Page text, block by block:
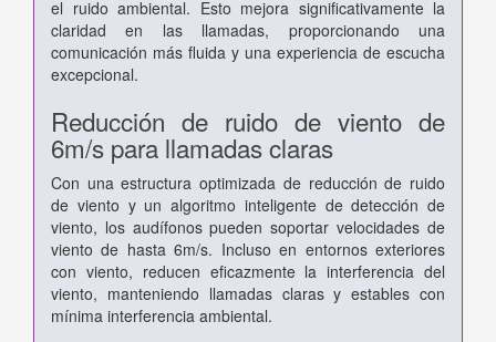
el ruido ambiental. Esto mejora significativamente la
claridad en las llamadas, proporcionando una
comunicación más fluida y una experiencia de escucha
excepcional.
Reducción de ruido de viento de
6m/s para llamadas claras
Con una estructura optimizada de reducción de ruido
de viento y un algoritmo inteligente de detección de
viento, los audífonos pueden soportar velocidades de
viento de hasta 6m/s. Incluso en entornos exteriores
con viento, reducen eficazmente la interferencia del
viento, manteniendo llamadas claras y estables con
mínima interferencia ambiental.